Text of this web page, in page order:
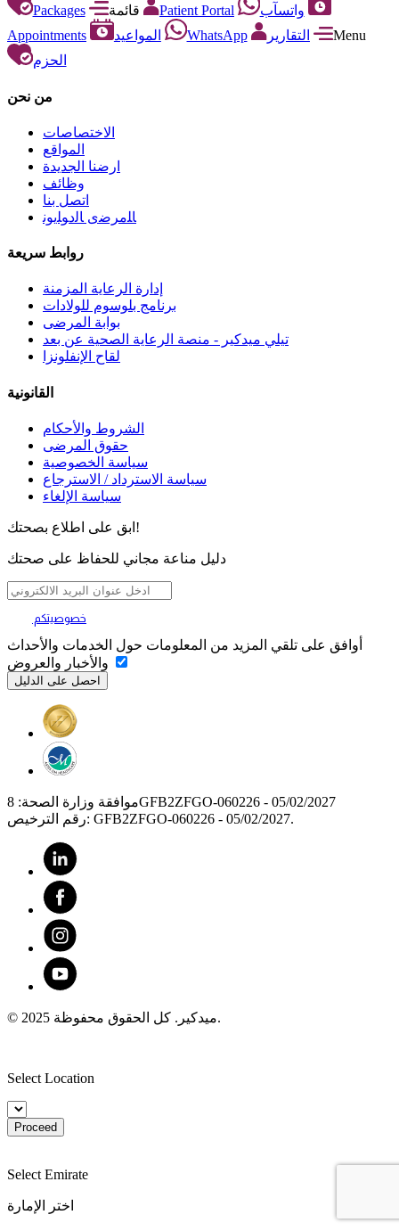
Packages Patient Portal
واتسآب
Appointments
المواعيد WhatsApp التقارير
Menu
الحزم
من نحن
الاختصاصات
المواقع
ارضنا الجديدة
وظائف
اتصل بنا
ﺎﻠﻣﺮﺿﻯ ﺎﻟﺩﻮﻠﻳﻮﻧ
روابط سريعة
إدارة الرعاية المزمنة
برنامج بلوسوم للولادات
بوابة المرضى
تيلي ميدكير - منصة الرعاية الصحية عن بعد
لقاح الإنفلونزا
القانونية
الشروط والأحكام
حقوق المرضى
سياسة الخصوصية
سياسة الاسترداد / الاسترجاع
سياسة الإلغاء
ابق على اطلاع بصحتك!
دليل مناعة مجاني للحفاظ على صحتك
خصوصيتكم
أوافق على تلقي المزيد من المعلومات حول الخدمات والأحداث
موافقة وزارة الصحة: 8GFB2ZFGO-060226 - 05/02/2027
رقم الترخيص: GFB2ZFGO-060226 - 05/02/2027.
© 2025 ميدكير. كل الحقوق محفوظة.
Select Location
Proceed
Select Emirate
اختر الإمارة